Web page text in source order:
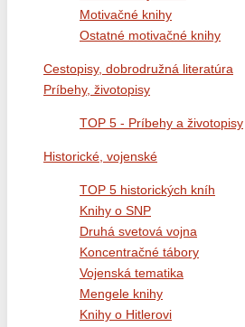
Motivačné knihy
Ostatné motivačné knihy
Cestopisy, dobrodružná literatúra
Príbehy, životopisy
TOP 5 - Príbehy a životopisy
Historické, vojenské
TOP 5 historických kníh
Knihy o SNP
Druhá svetová vojna
Koncentračné tábory
Vojenská tematika
Mengele knihy
Knihy o Hitlerovi